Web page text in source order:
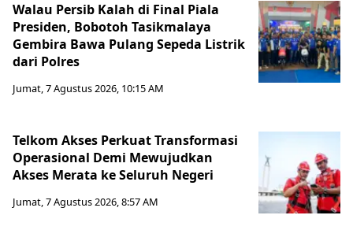
Walau Persib Kalah di Final Piala
Presiden, Bobotoh Tasikmalaya
Gembira Bawa Pulang Sepeda Listrik
dari Polres
Jumat, 7 Agustus 2026, 10:15 AM
Telkom Akses Perkuat Transformasi
Operasional Demi Mewujudkan
Akses Merata ke Seluruh Negeri
Jumat, 7 Agustus 2026, 8:57 AM